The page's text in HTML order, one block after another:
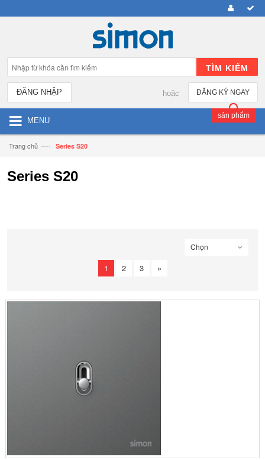
TÌM KIẾM
ĐĂNG KÝ NGAY
hoặc
ĐĂNG NHẬP
MENU
sản phẩm
Trang chủ —› Series S20
Series S20
Chọn
1 2 3 »